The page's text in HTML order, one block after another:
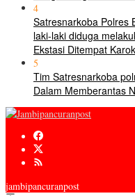
4
Satresnarkoba Polres
laki-laki diduga
Ekstasi Ditempat
5
Tim Satresnarkoba
Dalam Memberantas
jambipancuranpost